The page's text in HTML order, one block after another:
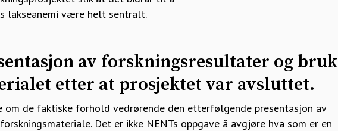
lakseanemi være helt sentralt.
av forskningsresultater og bruk
etter at prosjektet var avsluttet.
om de faktiske forhold vedrørende den etterfølgende presentasjon av
Det er ikke NENTs oppgave å avgjøre hva som er en